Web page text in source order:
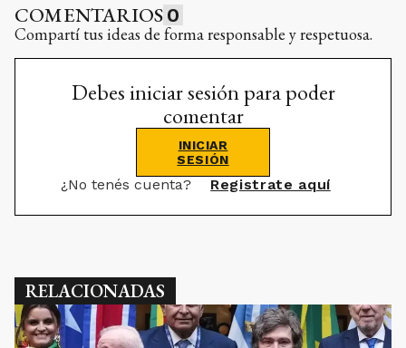
COMENTARIOS 0
Compartí tus ideas de forma responsable y respetuosa.
Debes iniciar sesión para poder
comentar
INICIAR
SESIÓN
¿No tenés cuenta? Registrate aquí
RELACIONADAS